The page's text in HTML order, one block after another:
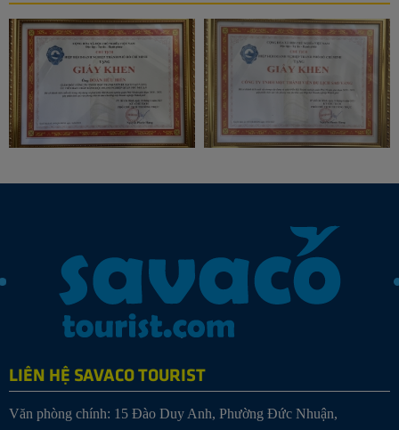
LIÊN HỆ SAVACO TOURIST
Văn phòng chính: 15 Đào Duy Anh, Phường Đức Nhuận,